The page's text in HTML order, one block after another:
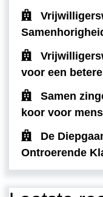
voor een
Samen
koor voor
De
Ontroerende